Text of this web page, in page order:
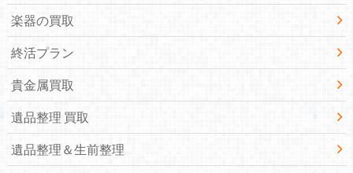
楽器の買取
終活プラン
貴金属買取
遺品整理 買取
遺品整理＆生前整理